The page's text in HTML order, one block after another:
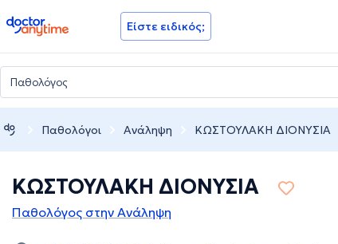
doctoranytime Είστε ειδικός;
Παθολόγοι Ανάληψη ΚΩΣΤΟΥΛΑΚΗ ΔΙΟΝΥΣΙΑ
ΚΩΣΤΟΥΛΑΚΗ ΔΙΟΝΥΣΙΑ
Παθολόγος στην Ανάληψη